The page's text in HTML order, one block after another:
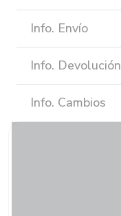
Info. Envío
Info. Devolución
Info. Cambios